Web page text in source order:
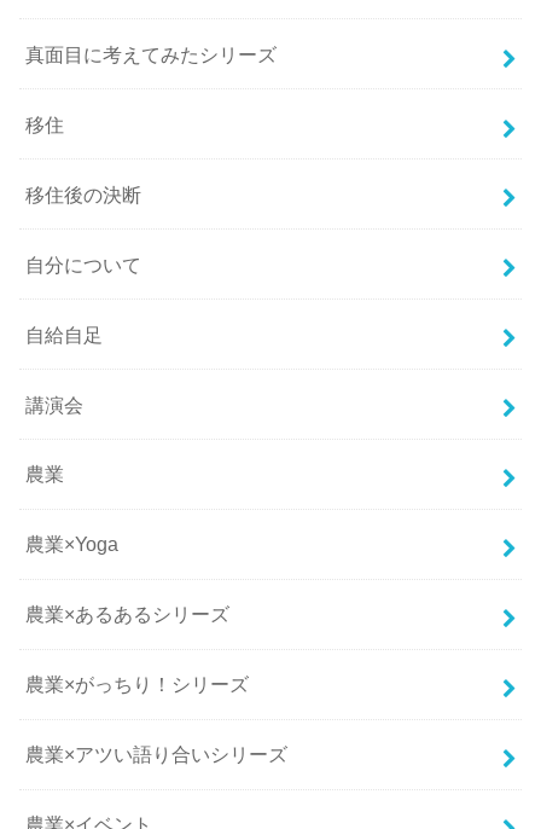
真面目に考えてみたシリーズ
移住
移住後の決断
自分について
自給自足
講演会
農業
農業×Yoga
農業×あるあるシリーズ
農業×がっちり！シリーズ
農業×アツい語り合いシリーズ
農業×イベント